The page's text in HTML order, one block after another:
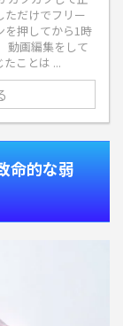
だけでフリー
押してから1時
動画編集をして
ことは ...
命的な弱